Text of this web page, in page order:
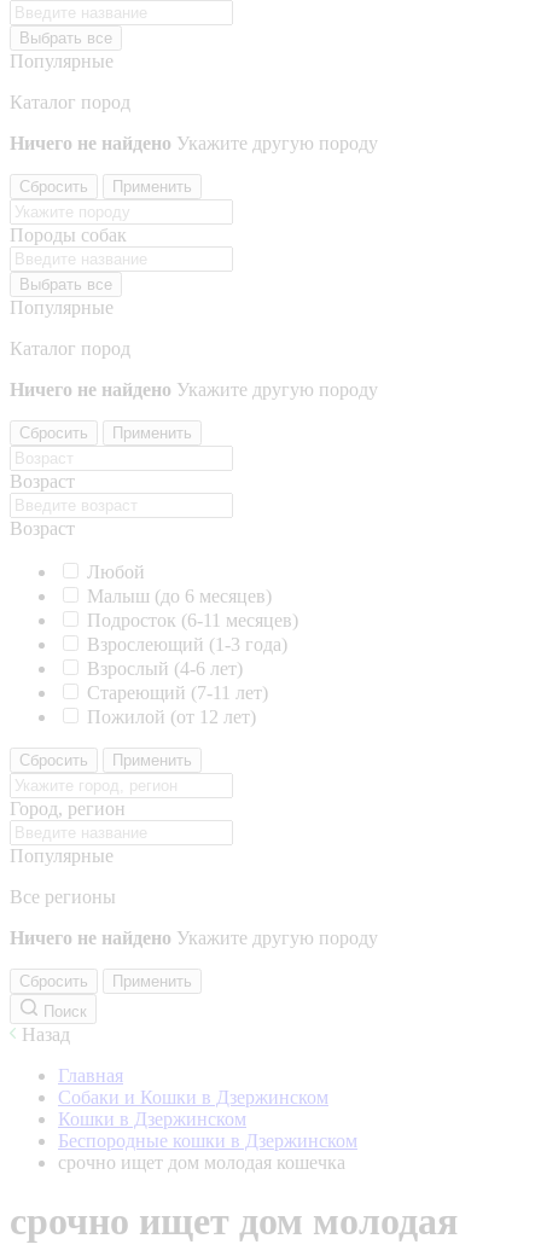
Выбрать все
Популярные
Каталог пород
Ничего не найдено Укажите другую породу
Сбросить Применить
Породы собак
Выбрать все
Популярные
Каталог пород
Ничего не найдено Укажите другую породу
Сбросить Применить
Возраст
Возраст
Любой
Малыш (до 6 месяцев)
Подросток (6-11 месяцев)
Взрослеющий (1-3 года)
Взрослый (4-6 лет)
Стареющий (7-11 лет)
Пожилой (от 12 лет)
Сбросить Применить
Город, регион
Популярные
Все регионы
Ничего не найдено Укажите другую породу
Сбросить
Применить
Поиск
Назад
Главная
Собаки и Кошки в Дзержинском
Кошки в Дзержинском
Беспородные кошки в Дзержинском
срочно ищет дом молодая кошечка
срочно ищет дом молодая